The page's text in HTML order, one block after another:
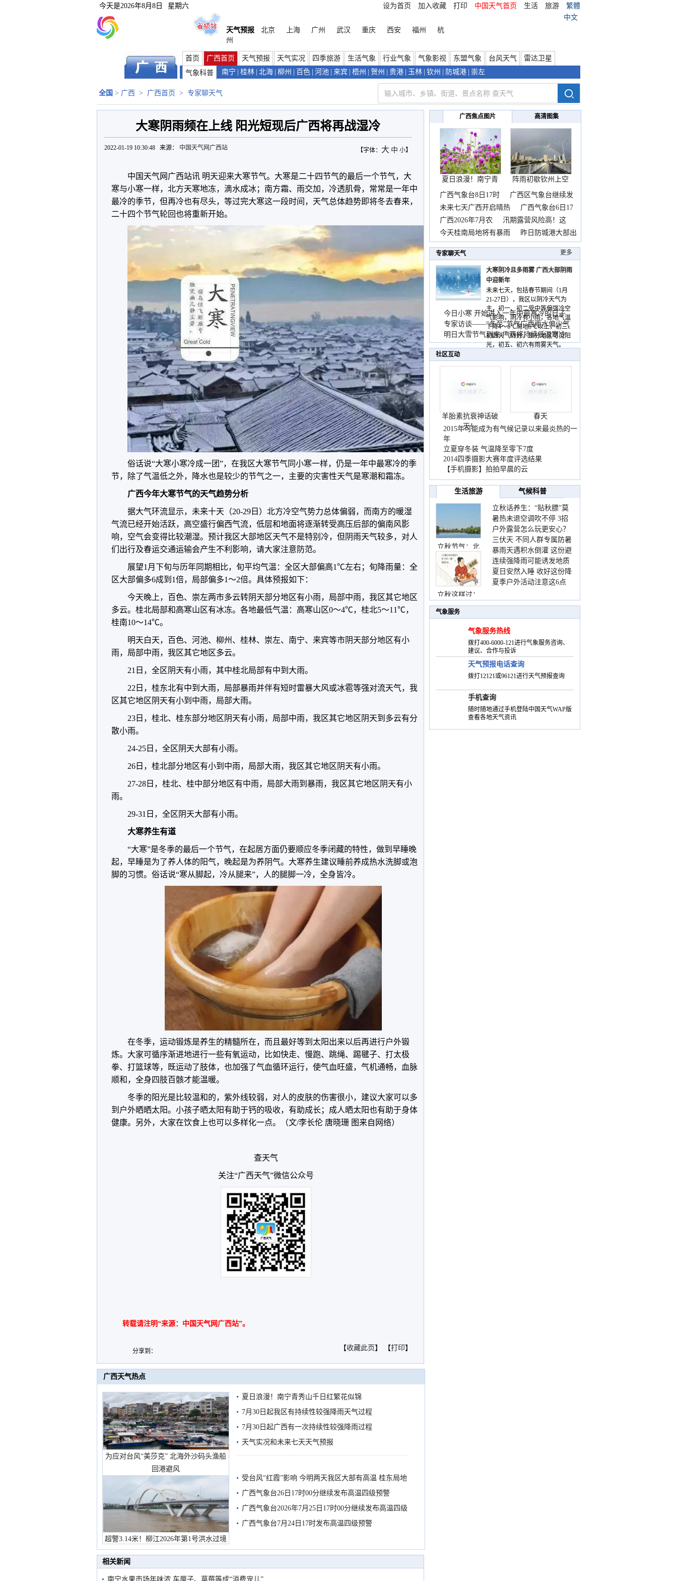
今天是2026年8月8日 星期六 设为首页 加入收藏 打印 中国天气首页 生活 旅游
繁體
中文
天气预报
北京 上海 广州 武汉 重庆 西安 福州
杭
州
首页 广西首页 天气预报 天气实况 四季旅游 生活气象 行业气象 气象影视 东盟气象 台风天气
雷达卫星
气象科普
南宁 桂林 北海 柳州 百色 河池 来宾 梧州 贺州 贵港 玉林 钦州 防城港 崇左
全国 > 广西 > 广西首页 > 专家聊天气
大寒阴雨频在上线 阳光短现后广西将再战湿冷
【字体： 大 中 小】
2022-01-19 10:30:48 来源： 中国天气网广西站
中国天气网广西站讯 明天迎来大寒节气。大寒是二十四节气的最后一个节气，大
寒与小寒一样，北方天寒地冻，滴水成冰；南方霜、雨交加，冷透肌骨，常常是一年中
最冷的季节，但再冷也有尽头，等过完大寒这一段时间，天气总体趋势即将冬去春来，
二十四个节气轮回也将重新开始。
俗话说“大寒小寒冷成一团”，在我区大寒节气同小寒一样，仍是一年中最寒冷的季
节，除了气温低之外，降水也是较少的节气之一，主要的灾害性天气是寒潮和霜冻。
广西今年大寒节气的天气趋势分析
据大气环流显示，未来十天（20-29日）北方冷空气势力总体偏弱，而南方的暖湿
气流已经开始活跃，高空盛行偏西气流，低层和地面将逐渐转受高压后部的偏南风影
响，空气会变得比较潮湿。预计我区大部地区天气不是特别冷，但阴雨天气较多，对人
们出行及春运交通运输会产生不利影响，请大家注意防范。
展望1月下旬与历年同期相比，旬平均气温：全区大部偏高1℃左右；旬降雨量：全
区大部偏多6成到1倍，局部偏多1～2倍。具体预报如下：
今天晚上，百色、崇左两市多云转阴天部分地区有小雨，局部中雨，我区其它地区
多云。桂北局部和高寒山区有冰冻。各地最低气温：高寒山区0～4℃，桂北5～11℃，
桂南10～14℃。
明天白天，百色、河池、柳州、桂林、崇左、南宁、来宾等市阴天部分地区有小
雨，局部中雨，我区其它地区多云。
21日，全区阴天有小雨，其中桂北局部有中到大雨。
22日，桂东北有中到大雨，局部暴雨并伴有短时雷暴大风或冰雹等强对流天气，我
区其它地区阴天有小到中雨，局部大雨。
23日，桂北、桂东部分地区阴天有小雨，局部中雨，我区其它地区阴天到多云有分
散小雨。
24-25日，全区阴天大部有小雨。
26日，桂北部分地区有小到中雨，局部大雨，我区其它地区阴天有小雨。
27-28日，桂北、桂中部分地区有中雨，局部大雨到暴雨，我区其它地区阴天有小
雨。
29-31日，全区阴天大部有小雨。
大寒养生有道
“大寒”是冬季的最后一个节气，在起居方面仍要顺应冬季闭藏的特性，做到早睡晚
起，早睡是为了养人体的阳气，晚起是为养阴气。大寒养生建议睡前养成热水洗脚或泡
脚的习惯。俗话说“寒从脚起，冷从腿来”，人的腿脚一冷，全身皆冷。
在冬季，运动锻炼是养生的精髓所在，而且最好等到太阳出来以后再进行户外锻
炼。大家可循序渐进地进行一些有氧运动，比如快走、慢跑、跳绳、踢毽子、打太极
拳、打篮球等，既运动了肢体，也加强了气血循环运行，使气血旺盛，气机通畅，血脉
顺和，全身四肢百骸才能温暖。
冬季的阳光是比较温和的，紫外线较弱，对人的皮肤的伤害很小，建议大家可以多
到户外晒晒太阳。小孩子晒太阳有助于钙的吸收，有助成长；成人晒太阳也有助于身体
健康。另外，大家在饮食上也可以多样化一点。（文/李长伦 唐晓珊 图来自网络）
查天气
关注“广西天气”微信公众号
转载请注明“来源：中国天气网广西站”。
分享到： 【收藏此页 】 【打印】
广西天气热点
为应对台风“美莎克” 北海外沙码头渔船
回港避风
超警3.14米！柳江2026年第1号洪水过境
市民在堤岸见证汛况
夏日浪漫！南宁青秀山千日红繁花似锦
7月30日起我区有持续性较强降雨天气过程
7月30日起广西有一次持续性较强降雨过程
天气实况和未来七天天气预报
受台风“红霞”影响 今明两天我区大部有高温 桂东局地
有较强降雨
广西气象台26日17时00分继续发布高温四级预警
广西气象台2026年7月25日17时00分继续发布高温四级
预警
广西气象台7月24日17时发布高温四级预警
相关新闻
南宁水果市场年味浓 车厘子、草莓等成“消费宠儿”
广西焦点图片 高清图集
夏日浪漫！南宁青
秀山
阵雨初歇钦州上空
邂逅
广西气象台8日17时
广西区气象台继续发
布
未来七天广西开启晴热
广西气象台6日17
时
广西2026年7月农
汛期露营风险高！这
份
今天桂南局地将有暴雨
昨日防城港大部出
现暴
专家聊天气 更多
大寒阴冷且多雨雾 广西大部阴雨
中迎新年
未来七天，包括春节期间（1月
21-27日），我区以阴冷天气为
主，初一、初二受中等偏强冷空
气影响，阴冷有小雨，各地气温
下降4～6℃局地8℃以上，初三、
初四天气转好，部分地区可见阳
光，初五、初六有雨雾天气。
今日小寒 开始进入一年中最寒冷的日子
专家访谈——“冬至”节气广西雨水偏少气
温低
明日大雪节气到来 广西将持续低温寒冷
天气
社区互动
羊胎素抗衰神话破
灭！
春天
2015年可能成为有气候记录以来最炎热的一
年
立夏穿冬装 气温降至零下7度
2014四季摄影大赛年度评选结果
【手机摄影】拍拍早晨的云
生活旅游 气候科普
立秋节气：北
立秋这样过：
立秋话养生：“贴秋膘”莫
着急 先清暑再防燥
暑热未退空调吹不停 3招
护住肩颈不酸痛
户外露营怎么玩更安心？
这份攻略请收好
三伏天 不同人群专属防暑
要点请收好
暴雨天遇积水倒灌 这份避
险提示请收好
连续强降雨可能诱发地质
灾害 这些前兆要知道
夏日安然入睡 收好这份降
温小贴士
夏季户外活动注意这6点
气象服务
气象服务热线
拨打400-6000-121进行气象服务咨询、
建议、合作与投诉
天气预报电话查询
拨打12121或96121进行天气预报查询
手机查询
随时随地通过手机登陆中国天气WAP版
查看各地天气资讯